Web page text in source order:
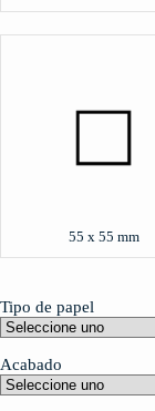
55 x 55 mm
Tipo de papel
Acabado